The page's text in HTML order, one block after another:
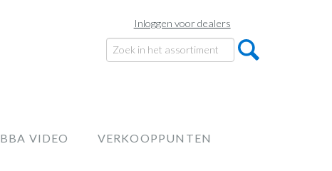
Inloggen voor dealers
BBA VIDEO VERKOOPPUNTEN